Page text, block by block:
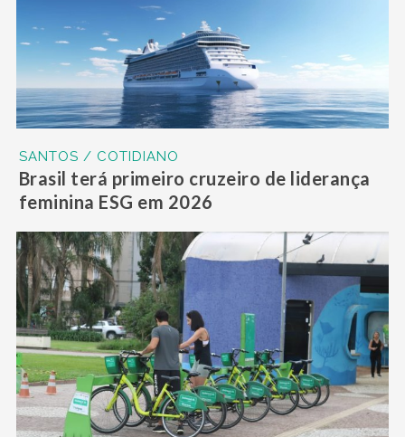
SANTOS / COTIDIANO
Brasil terá primeiro cruzeiro de liderança
feminina ESG em 2026